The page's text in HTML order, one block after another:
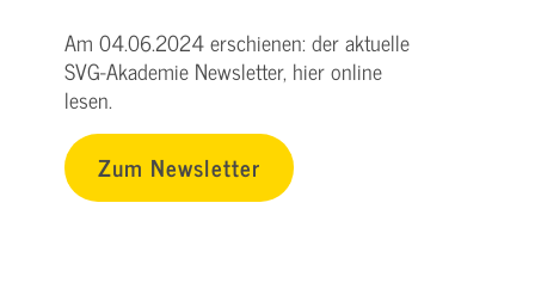
Am 04.06.2024 erschienen: der aktuelle
SVG-Akademie Newsletter, hier online
lesen.
Zum Newsletter